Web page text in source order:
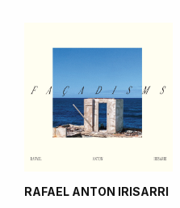
RAFAEL ANTON IRISARRI